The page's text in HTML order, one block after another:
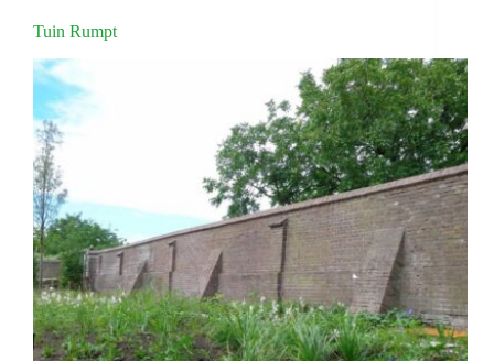
Tuin Rumpt